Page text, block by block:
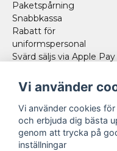
Paketspårning
Snabbkassa
Rabatt för
uniformspersonal
Svärd säljs via Apple Pay
Norska kunder
Cookies
FÖLJ OSS
Facebook
Vi använder
Vi använder cookies
och erbjuda dig bästa
genom att trycka på
inställningar